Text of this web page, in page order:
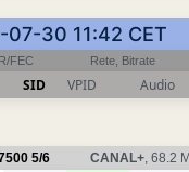
30 11:42 CET
FEC Rete, Bitrate
SID VPID Audio
5/6 CANAL+ , 68.2